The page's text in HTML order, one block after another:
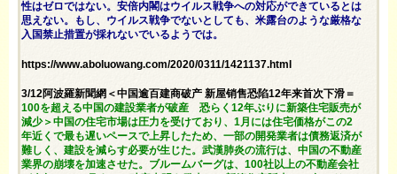
性はゼロではない。安倍内閣はウイルス戦争への対応ができているとは
思えない。もし、ウイルス戦争でないとしても、米露台のような厳格な
入国禁止措置が採れないでいるようでは。
https://www.aboluowang.com/2020/0311/1421137.html
3/12阿波羅新聞網＜中国逾百建商破产 新屋销售恐陷12年来首次下滑＝
100を超える中国の建設業者が破産 恐らく12年ぶりに新築住宅販売が
減少＞中国の住宅市場は圧力を受けており、1月には住宅価格がこの2
年近くで最も遅いペースで上昇したため、一部の開発業者は債務返済が
難しく、建設を減らす必要が生じた。武漢肺炎の流行は、中国の不動産
業界の崩壊を加速させた。ブルームバーグは、100社以上の不動産会社